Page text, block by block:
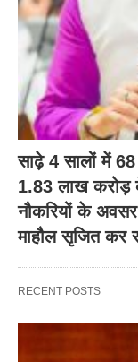
साढ़े 4 सालों में
1.83 लाख करोड़
नौकरियों के
माहौल सृजित कर
RECENT POSTS